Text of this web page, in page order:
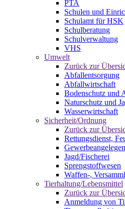
PTA
Schulen und
Schulamt für HSK
Schulberatung
Schulverwaltung
VHS
Umwelt
Zurück zur
Abfallentsorgung
Abfallwirtschaft
Bodenschutz und
Naturschutz und
Wasserwirtschaft
Sicherheit/Ordnung
Zurück zur
Rettungsdienst,
Jagd/Fischerei
Sprengstoffwesen
Waffen-,
Tierhaltung/Lebensmittel
Zurück zur
Anmeldung von